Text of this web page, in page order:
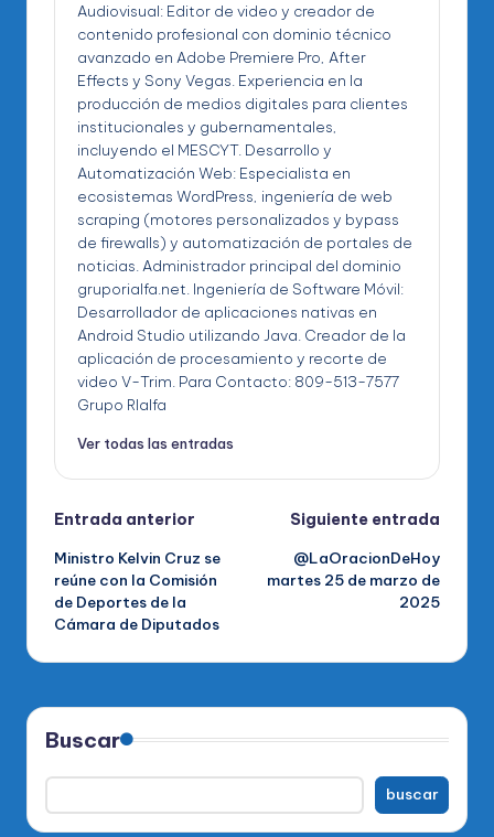
Audiovisual: Editor de video y creador de
contenido profesional con dominio técnico
avanzado en Adobe Premiere Pro, After
Effects y Sony Vegas. Experiencia en la
producción de medios digitales para clientes
institucionales y gubernamentales,
incluyendo el MESCYT. Desarrollo y
Automatización Web: Especialista en
ecosistemas WordPress, ingeniería de web
scraping (motores personalizados y bypass
de firewalls) y automatización de portales de
noticias. Administrador principal del dominio
gruporialfa.net. Ingeniería de Software Móvil:
Desarrollador de aplicaciones nativas en
Android Studio utilizando Java. Creador de la
aplicación de procesamiento y recorte de
video V-Trim. Para Contacto: 809-513-7577
Grupo RIalfa
Ver todas las entradas
Navegación
de
entradas
Entrada anterior
Ministro Kelvin Cruz se
reúne con la Comisión
de Deportes de la
Cámara de Diputados
Siguiente entrada
@LaOracionDeHoy
martes 25 de marzo de
2025
Buscar
buscar